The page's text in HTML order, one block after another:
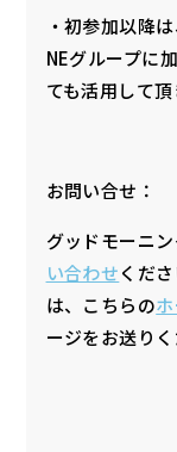
・初参加以降
NEグループに
ても活用して頂
お問い合せ：
グッドモーニ
い合わせくだ
は、こちらの
ージをお送りく